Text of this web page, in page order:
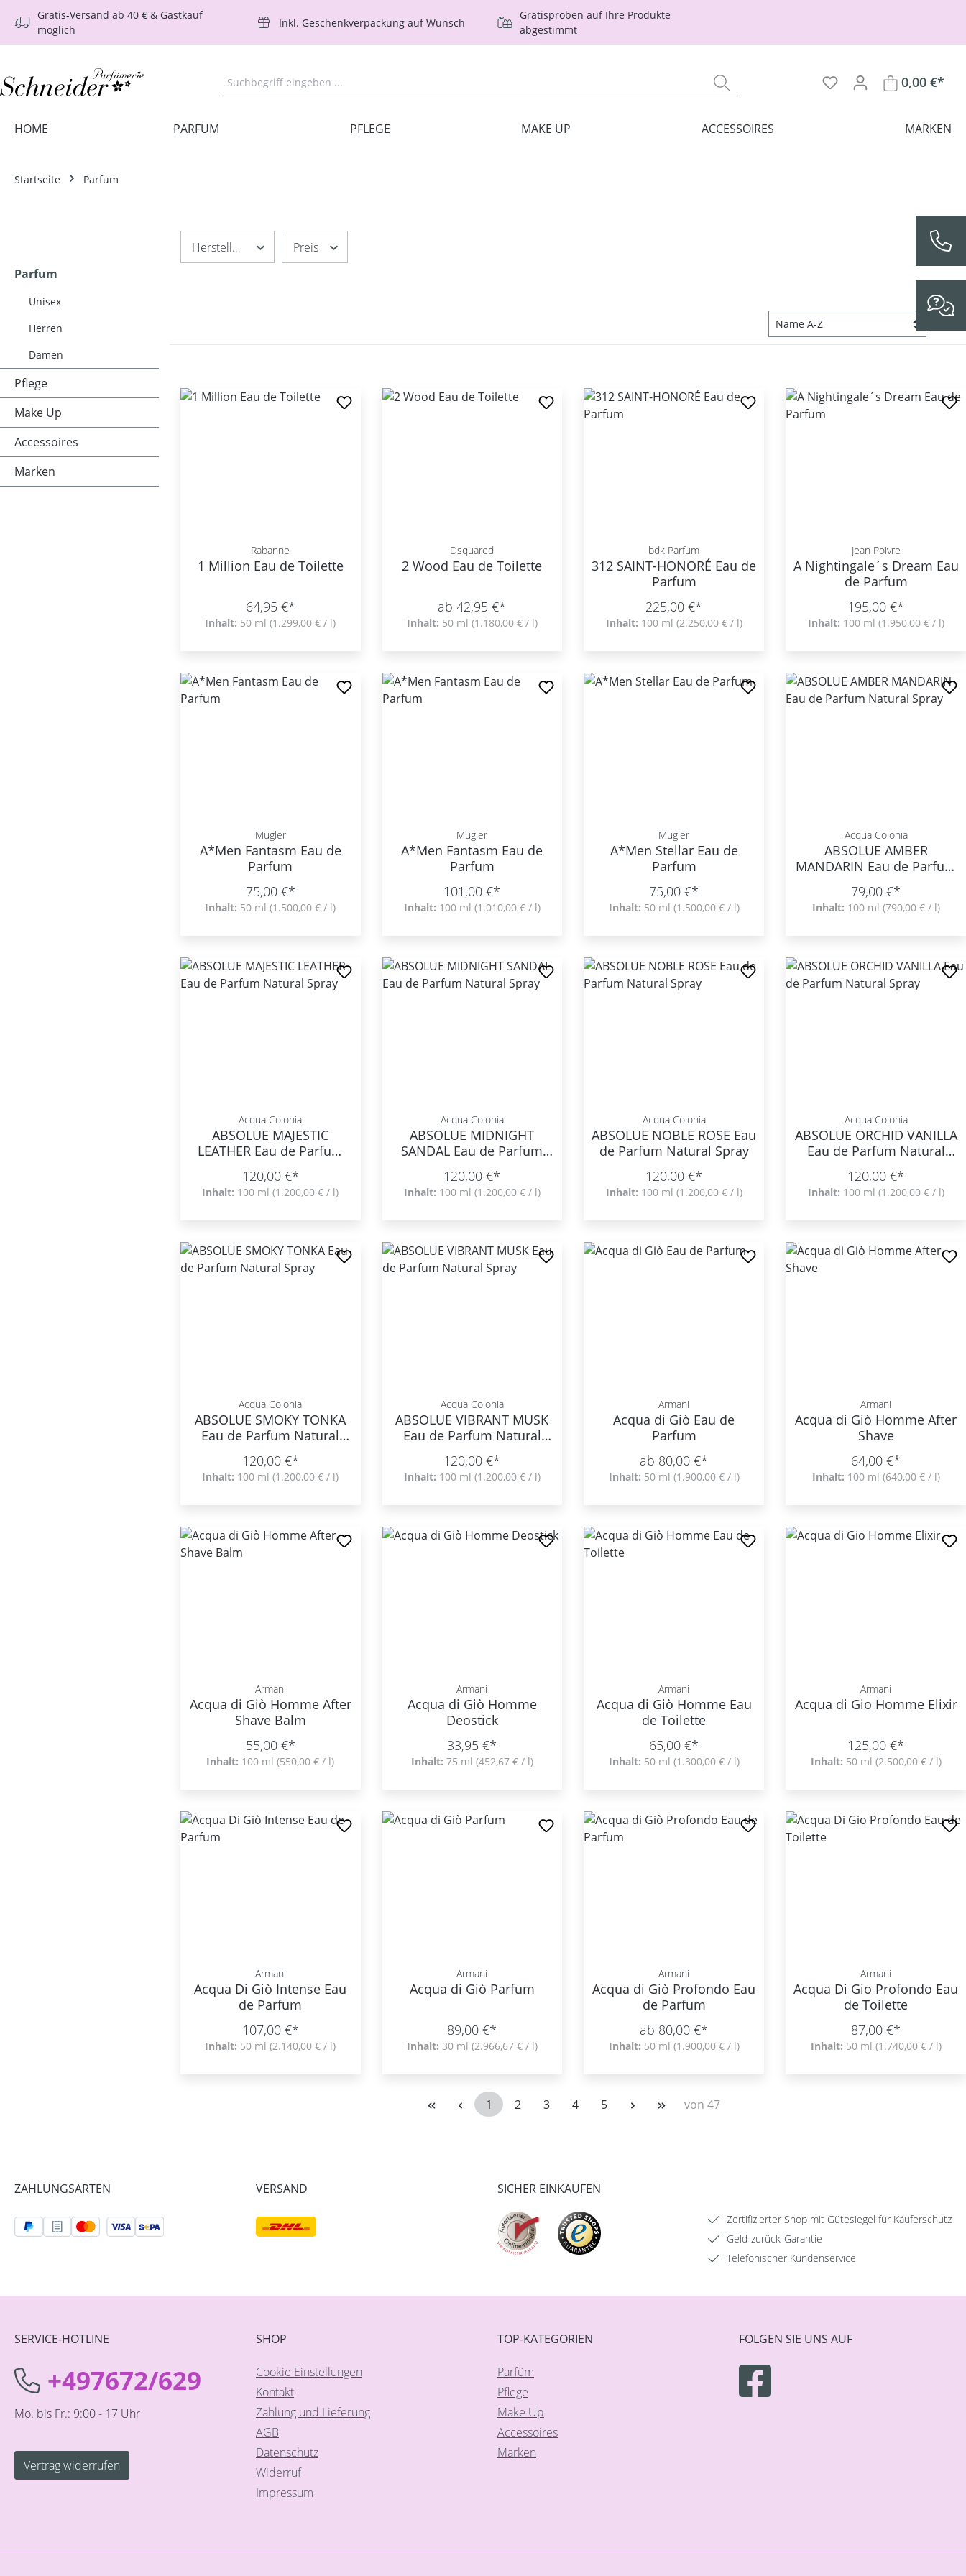
Hauptinhalt springen
Zur Suche springen
Zur Hauptnavigation springen
Gratis-Versand ab 40 € & Gastkauf
möglich
Inkl. Geschenkverpackung auf Wunsch
Gratisproben auf Ihre Produkte
abgestimmt
0,00 €*
HOME PARFUM PFLEGE MAKE UP ACCESSOIRES MARKEN
Startseite Parfum
Parfum
Unisex
Herren
Damen
Pflege
Make Up
Accessoires
Marken
Hersteller Preis
Rabanne
1 Million Eau de Toilette
64,95 €*
Inhalt: 50 ml(1.299,00 € / l)
Dsquared
2 Wood Eau de Toilette
ab 42,95 €*
Inhalt: 50 ml (1.180,00 € / l)
bdk Parfum
312 SAINT-HONORÉ Eau de
Parfum
225,00 €*
Inhalt: 100 ml (2.250,00 € / l)
Jean Poivre
A Nightingale´s Dream Eau
de Parfum
195,00 €*
Inhalt: 100 ml (1.950,00 € / l)
Mugler
A*Men Fantasm Eau de
Parfum
75,00 €*
Inhalt: 50 ml(1.500,00 € / l)
Mugler
A*Men Fantasm Eau de
Parfum
101,00 €*
Inhalt: 100 ml (1.010,00 € / l)
Mugler
A*Men Stellar Eau de
Parfum
75,00 €*
Inhalt: 50 ml (1.500,00 € / l)
Acqua Colonia
ABSOLUE AMBER
MANDARIN Eau de Parfum
Natural Spray
79,00 €*
Inhalt: 100 ml (790,00 € / l)
Acqua Colonia
ABSOLUE MAJESTIC
LEATHER Eau de Parfum
Natural Spray
120,00 €*
Inhalt: 100 ml(1.200,00 € / l)
Acqua Colonia
ABSOLUE MIDNIGHT
SANDAL Eau de Parfum
Natural Spray
120,00 €*
Inhalt: 100 ml (1.200,00 € / l)
Acqua Colonia
ABSOLUE NOBLE ROSE Eau
de Parfum Natural Spray
120,00 €*
Inhalt: 100 ml (1.200,00 € / l)
Acqua Colonia
ABSOLUE ORCHID VANILLA
Eau de Parfum Natural
120,00 €*
Inhalt: 100 ml (1.200,00 € / l)
Acqua Colonia
ABSOLUE SMOKY TONKA
Eau de Parfum Natural
120,00 €*
Inhalt: 100 ml(1.200,00 € / l)
Acqua Colonia
ABSOLUE VIBRANT MUSK
Eau de Parfum Natural
120,00 €*
Inhalt: 100 ml (1.200,00 € / l)
Armani
Acqua di Giò Eau de
Parfum
ab 80,00 €*
Inhalt: 50 ml (1.900,00 € / l)
Armani
Acqua di Giò Homme After
Shave
64,00 €*
Inhalt: 100 ml (640,00 € / l)
Armani
Acqua di Giò Homme After
Shave Balm
55,00 €*
Inhalt: 100 ml(550,00 € / l)
Armani
Acqua di Giò Homme
Deostick
33,95 €*
Inhalt: 75 ml (452,67 € / l)
Armani
Acqua di Giò Homme Eau
de Toilette
65,00 €*
Inhalt: 50 ml (1.300,00 € / l)
Armani
Acqua di Gio Homme Elixir
125,00 €*
Inhalt: 50 ml (2.500,00 € / l)
Armani
Acqua Di Giò Intense Eau
de Parfum
107,00 €*
Inhalt: 50 ml(2.140,00 € / l)
Armani
Acqua di Giò Parfum
89,00 €*
Inhalt: 30 ml (2.966,67 € / l)
Armani
Acqua di Giò Profondo Eau
de Parfum
ab 80,00 €*
Inhalt: 50 ml (1.900,00 € / l)
Armani
Acqua Di Gio Profondo Eau
de Toilette
87,00 €*
Inhalt: 50 ml (1.740,00 € / l)
Seite
1 Seite
2 Seite
3 Seite
4 Seite
5 von 47
ZAHLUNGSARTEN VERSAND SICHER EINKAUFEN
Zertifizierter Shop mit Gütesiegel für Käuferschutz
Geld-zurück-Garantie
Telefonischer Kundenservice
SERVICE-HOTLINE
+497672/629
Mo. bis Fr.: 9:00 - 17 Uhr
Vertrag widerrufen
SHOP
Cookie Einstellungen
Kontakt
Zahlung und Lieferung
AGB
Datenschutz
Widerruf
Impressum
TOP-KATEGORIEN
Parfüm
Pflege
Make Up
Accessoires
Marken
FOLGEN SIE UNS AUF